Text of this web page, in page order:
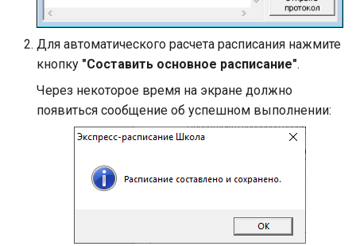
Для автоматического расчета расписания нажмите
кнопку "Составить основное расписание".
Через некоторое время на экране должно
появиться сообщение об успешном выполнении: